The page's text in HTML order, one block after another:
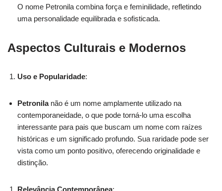
O nome Petronila combina força e feminilidade, refletindo
uma personalidade equilibrada e sofisticada.
Aspectos Culturais e Modernos
Uso e Popularidade:
Petronilanão é um nome amplamente utilizado na
contemporaneidade, o que pode torná-lo uma escolha
interessante para pais que buscam um nome com raízes
históricas e um significado profundo. Sua raridade pode ser
vista como um ponto positivo, oferecendo originalidade e
distinção.
Relevância Contemporânea: